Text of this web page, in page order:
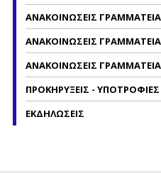
ΑΝΑΚΟΙΝΩΣΕΙΣ
ΑΝΑΚΟΙΝΩΣΕΙΣ
ΑΝΑΚΟΙΝΩΣΕΙΣ
ΠΡΟΚΗΡΥΞΕΙΣ - ΥΠΟΤΡΟΦΙΕΣ
ΕΚΔΗΛΩΣΕΙΣ